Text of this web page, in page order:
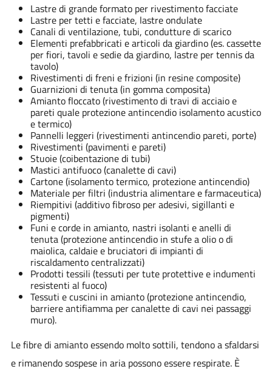
Lastre di grande formato per rivestimento facciate
Lastre per tetti e facciate, lastre ondulate
Canali di ventilazione, tubi, condutture di scarico
Elementi prefabbricati e articoli da giardino (es. cassette
per fiori, tavoli e sedie da giardino, lastre per tennis da
tavolo)
Rivestimenti di freni e frizioni (in resine composite)
Guarnizioni di tenuta (in gomma composita)
Amianto floccato (rivestimento di travi di acciaio e
pareti quale protezione antincendio isolamento acustico
e termico)
Pannelli leggeri (rivestimenti antincendio pareti, porte)
Rivestimenti (pavimenti e pareti)
Stuoie (coibentazione di tubi)
Mastici antifuoco (canalette di cavi)
Cartone (isolamento termico, protezione antincendio)
Materiale per filtri (industria alimentare e farmaceutica)
Riempitivi (additivo fibroso per adesivi, sigillanti e
pigmenti)
Funi e corde in amianto, nastri isolanti e anelli di
tenuta (protezione antincendio in stufe a olio o di
maiolica, caldaie e bruciatori di impianti di
riscaldamento centralizzati)
Prodotti tessili (tessuti per tute protettive e indumenti
resistenti al fuoco)
Tessuti e cuscini in amianto (protezione antincendio,
barriere antifiamma per canalette di cavi nei passaggi
muro).
Le fibre di amianto essendo molto sottili, tendono a sfaldarsi
e rimanendo sospese in aria possono essere respirate. È